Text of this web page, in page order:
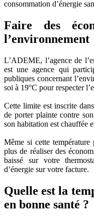
consommation d’énergie
Faire des
l’environnement
L’ADEME, l’agence de
est une agence qui
publiques concernant
soi à 19°C pour respecter
Cette limite est inscrite
de porter plainte contre
son habitation est chauffée
Même si cette
plus de réaliser des
baissé sur votre
d’énergie sur votre facture.
Quelle est la
en bonne santé ?